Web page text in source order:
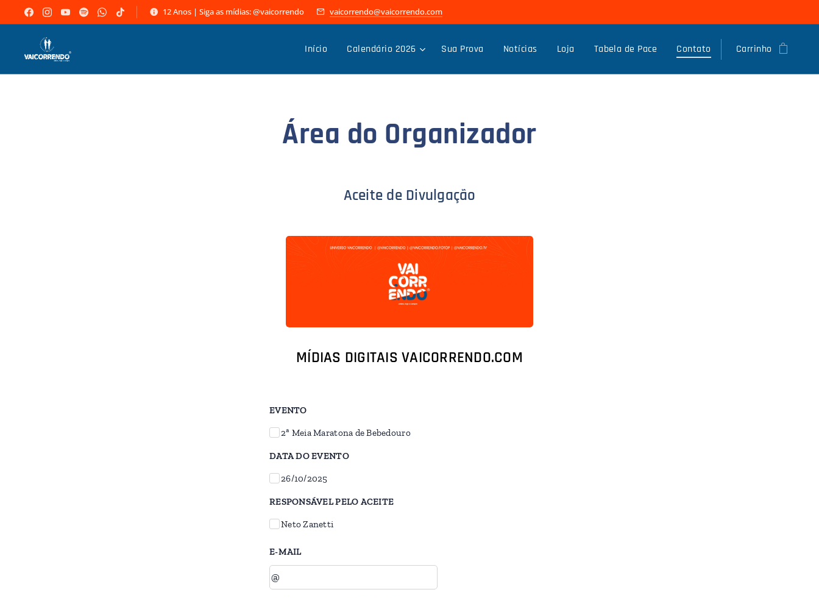
12 Anos | Siga as mídias: @vaicorrendo vaicorrendo@vaicorrendo.com
Início Calendário 2026 Sua Prova Notícias Loja Tabela de Pace Contato Carrinho
Área do Organizador
Aceite de Divulgação
MÍDIAS DIGITAISVAICORRENDO.COM
EVENTO
2ª Meia Maratona de Bebedouro
DATA DO EVENTO
26/10/2025
RESPONSÁVEL PELO ACEITE
Neto Zanetti
E-MAIL